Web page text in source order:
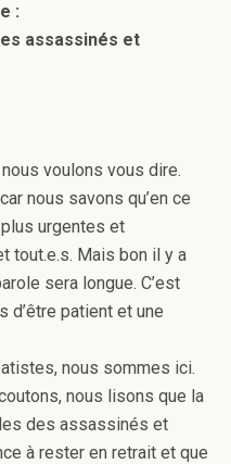
:
assassinés et
voulons vous dire.
nous savons qu’en ce
urgentes et
tout.e.s. Mais bon il y a
sera longue. C’est
d’être patient et une
nous sommes ici.
nous lisons que la
des assassinés et
à rester en retrait et que